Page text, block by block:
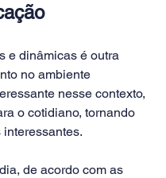
e dinâmicas é outra
no ambiente
nesse contexto,
o cotidiano, tornando
de acordo com as